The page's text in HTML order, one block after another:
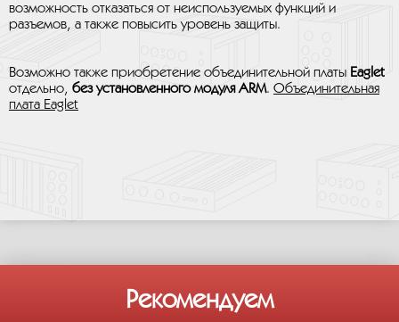
возможность отказаться от неиспользуемых функций и
разъемов, а также повысить уровень защиты.
Возможно также приобретение объединительной платы Eaglet
отдельно, без установленного модуля ARM. Объединительная
плата Eaglet
Рекомендуем